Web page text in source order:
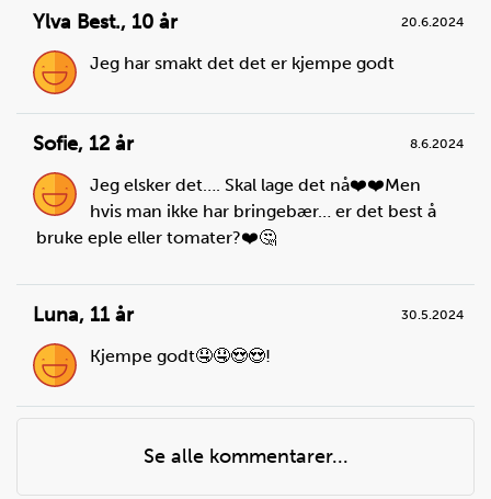
Ylva Best., 10 år 20.6.2024
Jeg har smakt det det er kjempe godt
Sofie, 12 år 8.6.2024
Jeg elsker det…. Skal lage det nå❤️❤️Men
hvis man ikke har bringebær… er det best å
bruke eple eller tomater?❤️🤔
Luna, 11 år 30.5.2024
Kjempe godt🤤🤤😍😍!
Se alle kommentarer...